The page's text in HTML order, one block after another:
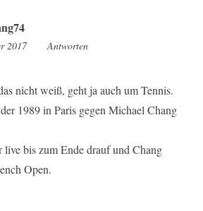
2017 11:26
Antworten
nicht weiß, geht ja auch um Tennis.
1989 in Paris gegen Michael Chang
bis zum Ende drauf und Chang
Open.